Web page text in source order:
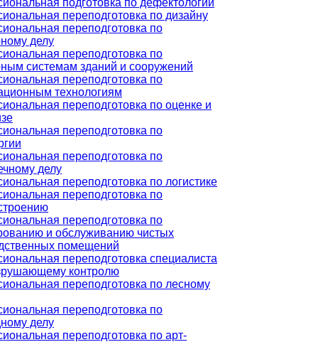
переподготовка по дизайну
переподготовка по
делу
переподготовка по
системам зданий и сооружений
переподготовка по
технологиям
переподготовка по оценке и
переподготовка по
переподготовка по
делу
переподготовка по логистике
переподготовка по
переподготовка по
и обслуживанию чистых
помещений
переподготовка специалиста
контролю
переподготовка по лесному
переподготовка по
делу
переподготовка по арт-